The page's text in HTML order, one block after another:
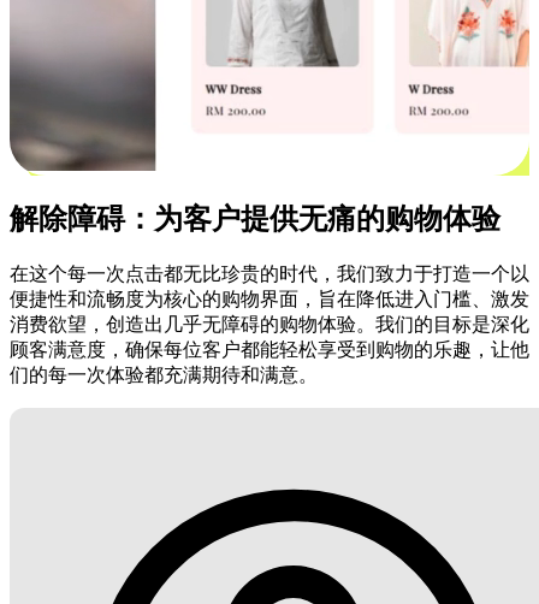
解除障碍：为客户提供无痛的购物体验
在这个每一次点击都无比珍贵的时代，我们致力于打造一个以
便捷性和流畅度为核心的购物界面，旨在降低进入门槛、激发
消费欲望，创造出几乎无障碍的购物体验。我们的目标是深化
顾客满意度，确保每位客户都能轻松享受到购物的乐趣，让他
们的每一次体验都充满期待和满意。